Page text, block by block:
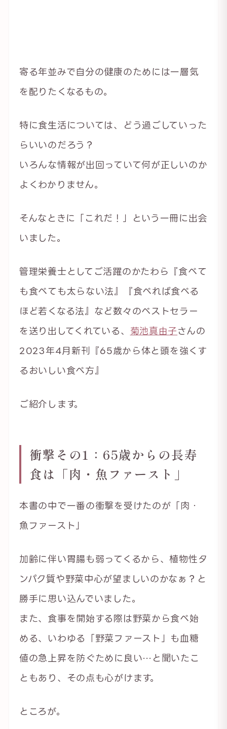
寄る年並みで自分の健康のためには一層気
を配りたくなるもの。
特に食生活については、どう過ごしていった
らいいのだろう？
いろんな情報が出回っていて何が正しいのか
よくわかりません。
そんなときに「これだ！」という一冊に出会
いました。
管理栄養士としてご活躍のかたわら『食べて
も食べても太らない法』『食べれば食べる
ほど若くなる法』など数々のベストセラー
を送り出してくれている、 菊池真由子 さんの
2023年4月新刊『65歳から体と頭を強くす
るおいしい食べ方』
ご紹介します。
衝撃その1：65歳からの長寿
食は「肉・魚ファースト」
本書の中で一番の衝撃を受けたのが「肉・
魚ファースト」
加齢に伴い胃腸も弱ってくるから、植物性タ
ンパク質や野菜中心が望ましいのかなぁ？と
勝手に思い込んでいました。
また、食事を開始する際は野菜から食べ始
める、いわゆる「野菜ファースト」も血糖
値の急上昇を防ぐために良い…と聞いたこ
ともあり、その点も心がけます。
ところが。